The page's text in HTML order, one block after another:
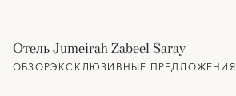
Отель Jumeirah Zabeel Saray
ОБЗОРЭКСКЛЮЗИВНЫЕ ПРЕДЛОЖЕНИЯ